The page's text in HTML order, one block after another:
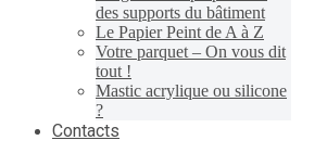
des supports du bâtiment
Le Papier Peint de A à Z
Votre parquet – On vous dit
tout !
Mastic acrylique ou silicone
?
Contacts